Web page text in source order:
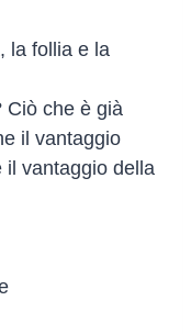
la follia e la
Ciò che è già
il vantaggio
il vantaggio della